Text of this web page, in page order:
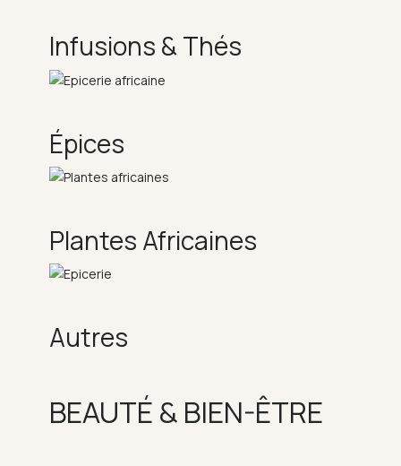
Infusions & Thés
Épices
Plantes Africaines
Autres
BEAUTÉ & BIEN-ÊTRE